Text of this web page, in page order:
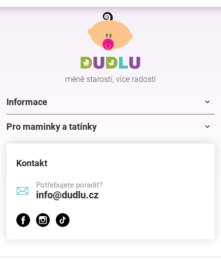
Z
méně starostí, více radostí
Informace
Pro maminky a tatínky
Kontakt
Potřebujete poradit?
info@dudlu.cz